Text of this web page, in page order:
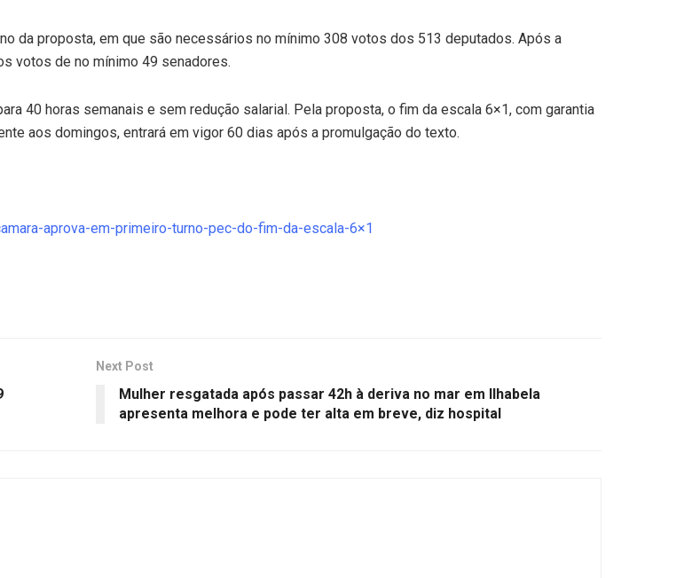
da proposta, em que são necessários no mínimo 308 votos dos 513 deputados. Após a
votos de no mínimo 49 senadores.
40 horas semanais e sem redução salarial. Pela proposta, o fim da escala 6×1, com garantia
aos domingos, entrará em vigor 60 dias após a promulgação do texto.
aprova-em-primeiro-turno-pec-do-fim-da-escala-6×1
Next Post
Mulher resgatada após passar 42h à deriva no mar em Ilhabela
apresenta melhora e pode ter alta em breve, diz hospital